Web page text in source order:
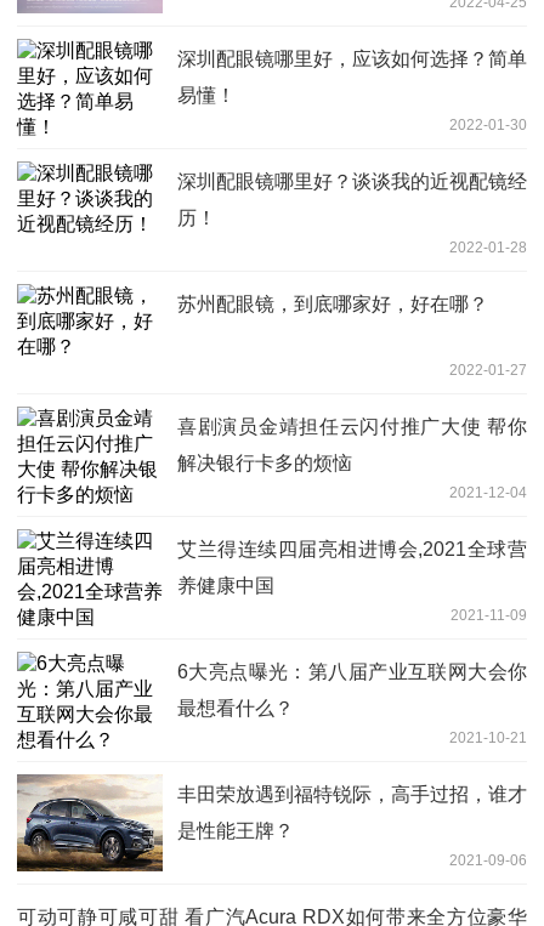
深圳配眼镜哪里好，应该如何选择？简单
易懂！
2022-01-30
深圳配眼镜哪里好？谈谈我的近视配镜经
历！
2022-01-28
苏州配眼镜，到底哪家好，好在哪？
2022-01-27
喜剧演员金靖担任云闪付推广大使 帮你
解决银行卡多的烦恼
2021-12-04
艾兰得连续四届亮相进博会,2021全球营
养健康中国
2021-11-09
6大亮点曝光：第八届产业互联网大会你
最想看什么？
2021-10-21
丰田荣放遇到福特锐际，高手过招，谁才
是性能王牌？
2021-09-06
可动可静可咸可甜 看广汽Acura RDX如何带来全方位豪华